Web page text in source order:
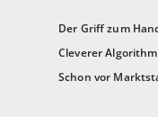
Der Griff zum
Cleverer
Schon vor